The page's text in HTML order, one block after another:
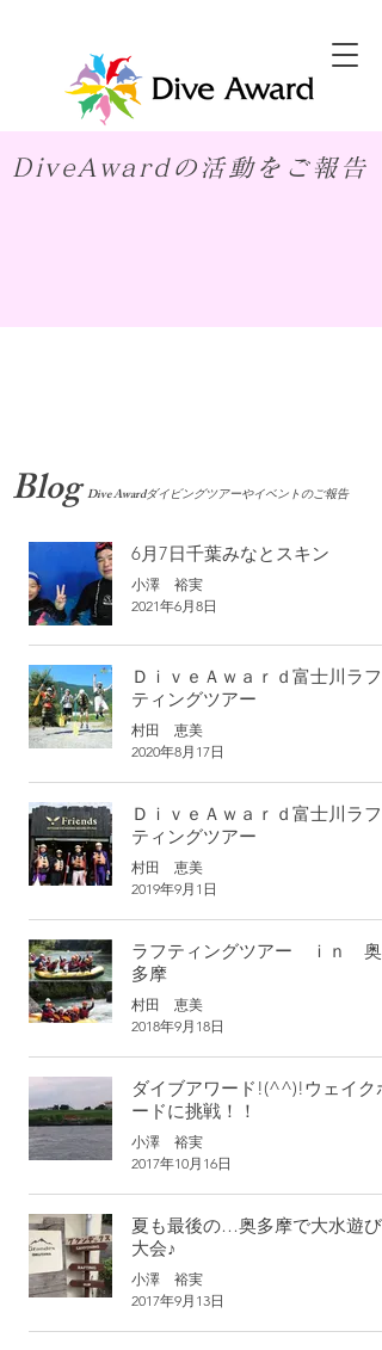
DiveAwardの活動をご報告
​BlogDive Awardダイビングツアーやイベントのご報告
6月7日千葉みなとスキン
小澤 裕実
2021年6月8日
ＤｉｖｅＡｗａｒｄ富士川ラフ
ティングツアー
村田 恵美
2020年8月17日
ＤｉｖｅＡｗａｒｄ富士川ラフ
ティングツアー
村田 恵美
2019年9月1日
ラフティングツアー ｉｎ 奥
多摩
村田 恵美
2018年9月18日
ダイブアワード!(^^)!ウェイクボ
ードに挑戦！！
小澤 裕実
2017年10月16日
夏も最後の…奥多摩で大水遊び
大会♪
小澤 裕実
2017年9月13日